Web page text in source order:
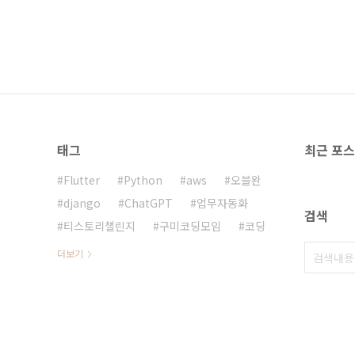
태그
Flutter Python aws
오블완
django
ChatGPT
업무자동화
티스토리챌린지
구미코딩모임 코딩
더보기
최근 포
검색